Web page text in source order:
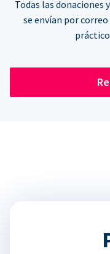
Todas las donaciones
se envían por